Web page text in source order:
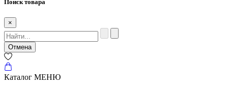
Поиск товара
×
Отмена
Каталог МЕНЮ